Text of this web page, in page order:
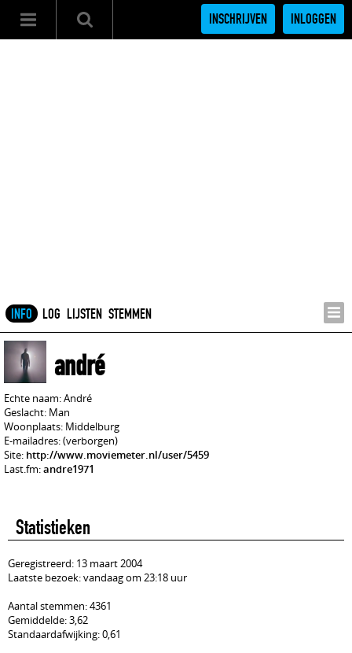
INSCHRIJVEN INLOGGEN
INFO LOG LIJSTEN STEMMEN
andré
Echte naam: André
Geslacht: Man
Woonplaats: Middelburg
E-mailadres: (verborgen)
Site: http://www.moviemeter.nl/user/5459
Last.fm:andre1971
Statistieken
Geregistreerd: 13 maart 2004
Laatste bezoek: vandaag om 23:18 uur
Aantal stemmen: 4361
Gemiddelde: 3,62
Standaardafwijking: 0,61